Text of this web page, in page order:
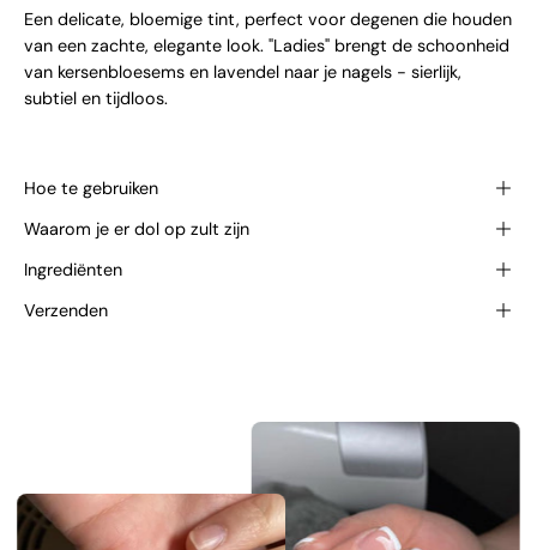
Een delicate, bloemige tint, perfect voor degenen die houden
van een zachte, elegante look. "Ladies" brengt de schoonheid
van kersenbloesems en lavendel naar je nagels - sierlijk,
subtiel en tijdloos.
Hoe te gebruiken
Waarom je er dol op zult zijn
Ingrediënten
Verzenden